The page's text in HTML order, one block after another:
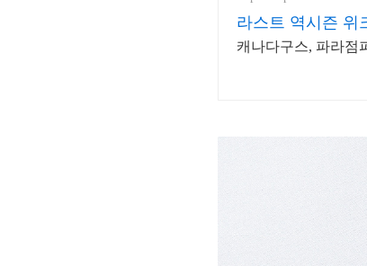
라스트 역시즌 위
캐나다구스, 파라점